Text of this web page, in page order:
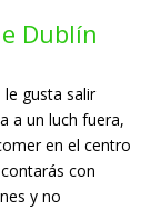
Dublín
le gusta salir
a un luch fuera,
en el centro
con
y no